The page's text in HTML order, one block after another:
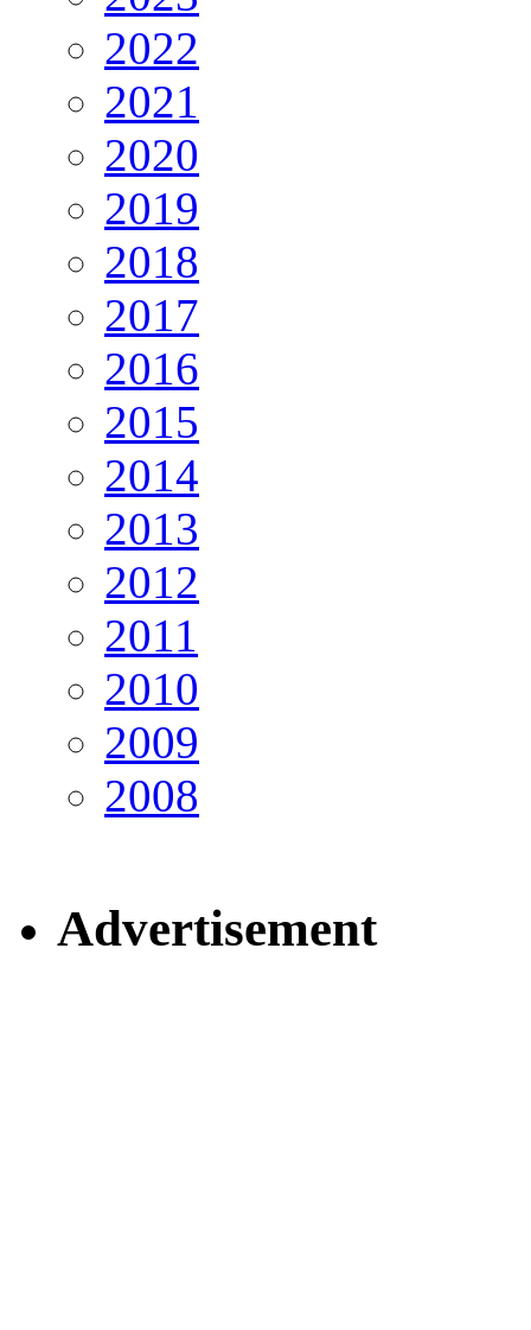
2022
2021
2020
2019
2018
2017
2016
2015
2014
2013
2012
2011
2010
2009
2008
Advertisement